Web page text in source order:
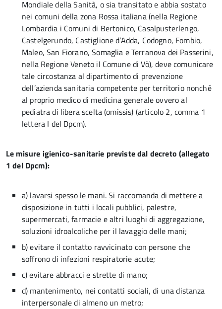
Mondiale della Sanità, o sia transitato e abbia sostato
nei comuni della zona Rossa italiana (nella Regione
Lombardia i Comuni di Bertonico, Casalpusterlengo,
Castelgerundo, Castiglione d’Adda, Codogno, Fombio,
Maleo, San Fiorano, Somaglia e Terranova dei Passerini,
nella Regione Veneto il Comune di Vò), deve comunicare
tale circostanza al dipartimento di prevenzione
dell’azienda sanitaria competente per territorio nonché
al proprio medico di medicina generale ovvero al
pediatra di libera scelta (omissis) (articolo 2, comma 1
lettera I del Dpcm).
Le misure igienico-sanitarie previste dal decreto (allegato
1 del Dpcm):
a) lavarsi spesso le mani. Si raccomanda di mettere a
disposizione in tutti i locali pubblici, palestre,
supermercati, farmacie e altri luoghi di aggregazione,
soluzioni idroalcoliche per il lavaggio delle mani;
b) evitare il contatto ravvicinato con persone che
soffrono di infezioni respiratorie acute;
c) evitare abbracci e strette di mano;
d) mantenimento, nei contatti sociali, di una distanza
interpersonale di almeno un metro;